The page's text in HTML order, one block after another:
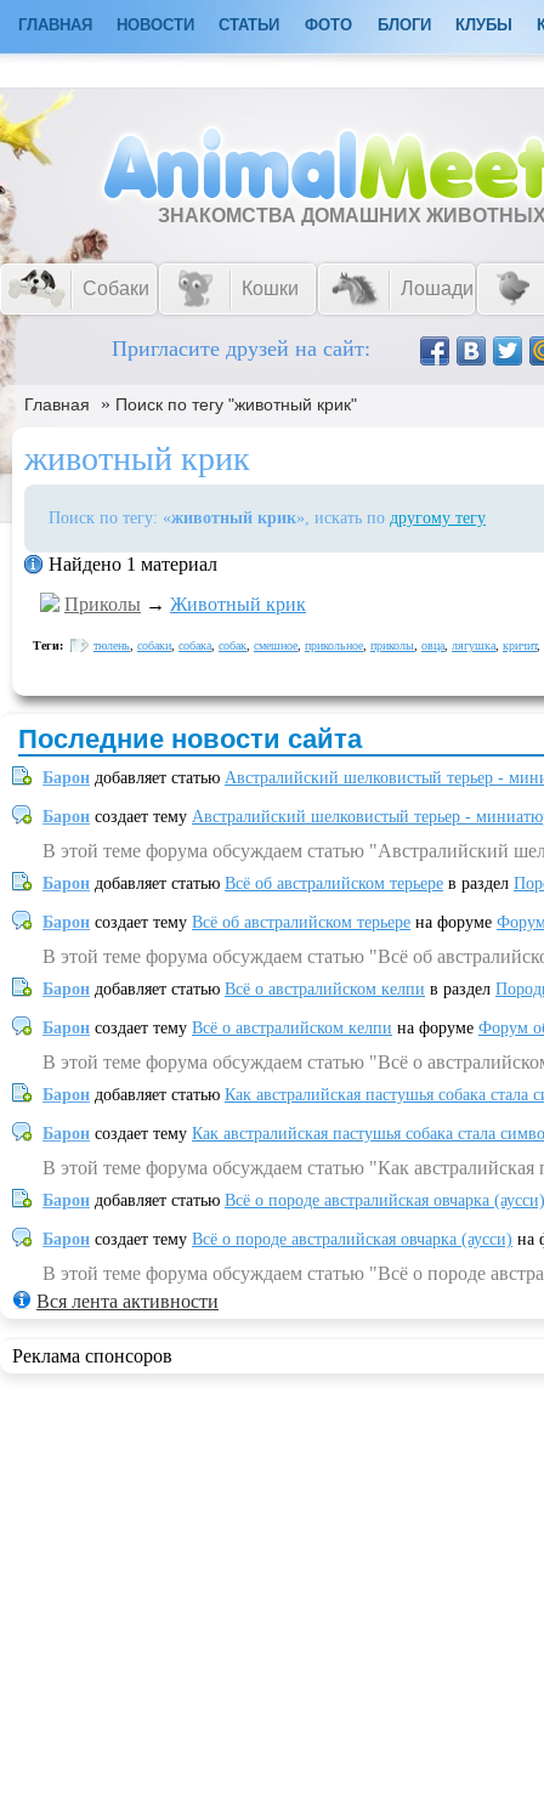
ГЛАВНАЯ НОВОСТИ СТАТЬИ ФОТО БЛОГИ КЛУБЫ
ЗНАКОМСТВА ДОМАШНИХ
Собаки Кошки Лошади
Пригласите друзей на сайт:
Главная » Поиск по тегу "животный крик"
животный крик
Поиск по тегу: «животный крик», искать по другому тегу
Найдено 1 материал
Приколы → Животный крик
Теги: тюлень собаки собака собак смешное прикольное приколы овца лягушка кричит,
Последние новости сайта
Барон добавляет статью Австралийский шелковистый терьер -
Барон создает тему Австралийский шелковистый терьер -
В этой теме форума обсуждаем статью "Австралийский
Барон добавляет статью Всё об австралийском терьере в раздел
Барон создает тему Всё об австралийском терьере на форуме
В этой теме форума обсуждаем статью "Всё об
Барон добавляет статью Всё о австралийском келпи в раздел
Барон создает тему Всё о австралийском келпи на форуме Форум
В этой теме форума обсуждаем статью "Всё о
Барон добавляет статью Как австралийская пастушья собака
Барон создает тему Как австралийская пастушья собака стала
В этой теме форума обсуждаем статью "Как
Барон добавляет статью Всё о породе австралийская овчарка (аусси)
Барон создает тему Всё о породе австралийская овчарка (аусси) на
В этой теме форума обсуждаем статью "Всё о породе
Вся лента активности
Реклама спонсоров